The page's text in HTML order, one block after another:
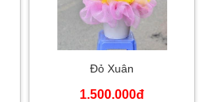
Đỏ Xuân
1.500.000đ